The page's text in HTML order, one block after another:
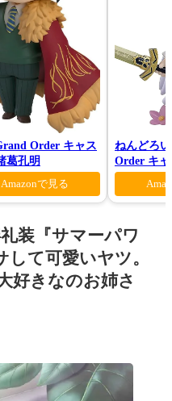
Order キャス
葛孔明
Amazonで見る
ねんどろ
Order キ
ン 花の魔
装『サマーパワ
て可愛いヤツ。
好きなのお姉さ